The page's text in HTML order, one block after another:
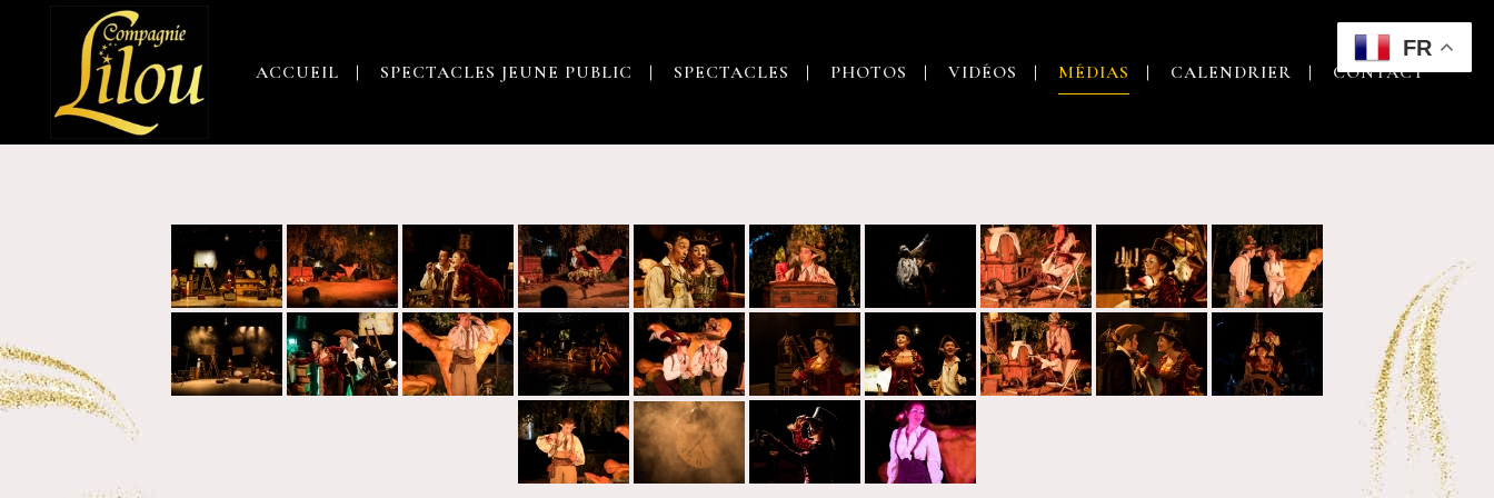
ACCUEIL SPECTACLES JEUNE PUBLIC SPECTACLES PHOTOS VIDÉOS MÉDIAS CALENDRIER CONTACT
FR